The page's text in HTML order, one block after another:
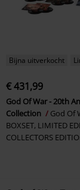
Bijna uitverkocht
€ 431,99
God Of War - 20th
Collection
God Of
BOXSET, LIMITED
COLLECTORS